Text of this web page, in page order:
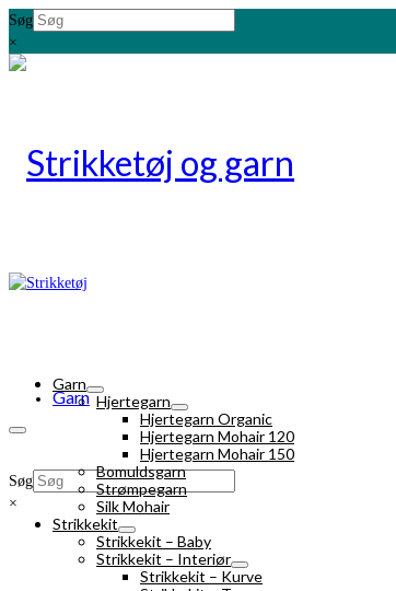
Søg
×
Garn
Søg
×
Garn
Hjertegarn
Hjertegarn Organic
Hjertegarn Mohair 120
Hjertegarn Mohair 150
Bomuldsgarn
Strømpegarn
Silk Mohair
Strikkekit
Strikkekit – Baby
Strikkekit – Interiør
Strikkekit – Kurve